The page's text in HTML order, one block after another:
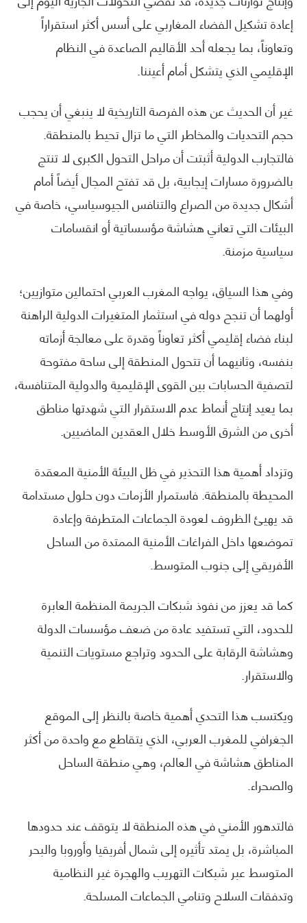
إعادة تشكيل الفضاء المغاربي على أسس أكثر استقراراً
وتعاوناً، بما يجعله أحد الأقاليم الصاعدة في النظام
الإقليمي الذي يتشكل أمام أعيننا.
غير أن الحديث عن هذه الفرصة التاريخية لا ينبغي أن يحجب
حجم التحديات والمخاطر التي ما تزال تحيط بالمنطقة.
فالتجارب الدولية أثبتت أن مراحل التحول الكبرى لا تنتج
بالضرورة مسارات إيجابية، بل قد تفتح المجال أيضاً أمام
أشكال جديدة من الصراع والتنافس الجيوسياسي، خاصة في
البيئات التي تعاني هشاشة مؤسساتية أو انقسامات
سياسية مزمنة.
وفي هذا السياق، يواجه المغرب العربي احتمالين متوازيين؛
أولهما أن تنجح دوله في استثمار المتغيرات الدولية الراهنة
لبناء فضاء إقليمي أكثر تعاوناً وقدرة على معالجة أزماته
بنفسه، وثانيهما أن تتحول المنطقة إلى ساحة مفتوحة
لتصفية الحسابات بين القوى الإقليمية والدولية المتنافسة،
بما يعيد إنتاج أنماط عدم الاستقرار التي شهدتها مناطق
أخرى من الشرق الأوسط خلال العقدين الماضيين.
وتزداد أهمية هذا التحذير في ظل البيئة الأمنية المعقدة
المحيطة بالمنطقة. فاستمرار الأزمات دون حلول مستدامة
قد يهيئ الظروف لعودة الجماعات المتطرفة وإعادة
تموضعها داخل الفراغات الأمنية الممتدة من الساحل
الأفريقي إلى جنوب المتوسط.
كما قد يعزز من نفوذ شبكات الجريمة المنظمة العابرة
للحدود، التي تستفيد عادة من ضعف مؤسسات الدولة
وهشاشة الرقابة على الحدود وتراجع مستويات التنمية
والاستقرار.
ويكتسب هذا التحدي أهمية خاصة بالنظر إلى الموقع
الجغرافي للمغرب العربي، الذي يتقاطع مع واحدة من أكثر
المناطق هشاشة في العالم، وهي منطقة الساحل
والصحراء.
فالتدهور الأمني في هذه المنطقة لا يتوقف عند حدودها
المباشرة، بل يمتد تأثيره إلى شمال أفريقيا وأوروبا والبحر
المتوسط عبر شبكات التهريب والهجرة غير النظامية
وتدفقات السلاح وتنامي الجماعات المسلحة.